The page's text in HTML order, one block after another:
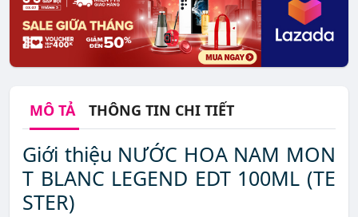
MÔ TẢ THÔNG TIN CHI TIẾT
Giới thiệu NƯỚC HOA NAM MON
T BLANC LEGEND EDT 100ML (TE
STER)